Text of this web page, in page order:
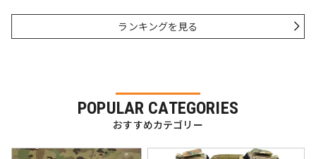
ランキングを見る
POPULAR CATEGORIES
おすすめカテゴリー